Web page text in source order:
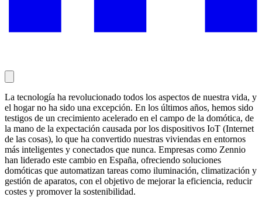
La tecnología ha revolucionado todos los aspectos de nuestra vida, y
el hogar no ha sido una excepción. En los últimos años, hemos sido
testigos de un crecimiento acelerado en el campo de la domótica, de
la mano de la expectación causada por los dispositivos IoT (Internet
de las cosas), lo que ha convertido nuestras viviendas en entornos
más inteligentes y conectados que nunca. Empresas como Zennio
han liderado este cambio en España, ofreciendo soluciones
domóticas que automatizan tareas como iluminación, climatización y
gestión de aparatos, con el objetivo de mejorar la eficiencia, reducir
costes y promover la sostenibilidad.